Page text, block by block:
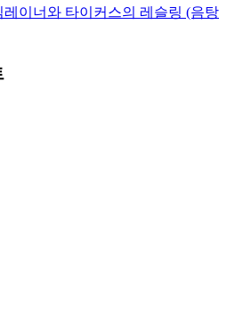
레이너와 타이커스의 레슬링 (음탕